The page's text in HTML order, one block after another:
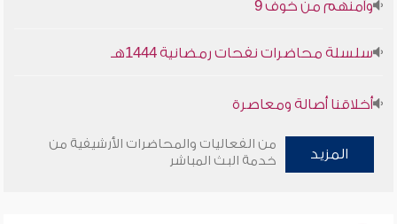
أخلاقنا أصالة ومعاصرة
وأمنهم من خوف 9
المزيد
من الفعاليات والمحاضرات الأرشيفية من
خدمة البث المباشر